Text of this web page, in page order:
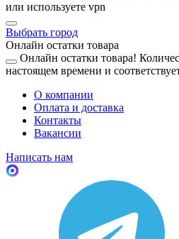
или используете vpn
Выбрать город
Онлайн остатки товара
Онлайн остатки товара!
настоящем времени и
О компании
Оплата и доставка
Контакты
Вакансии
Написать нам